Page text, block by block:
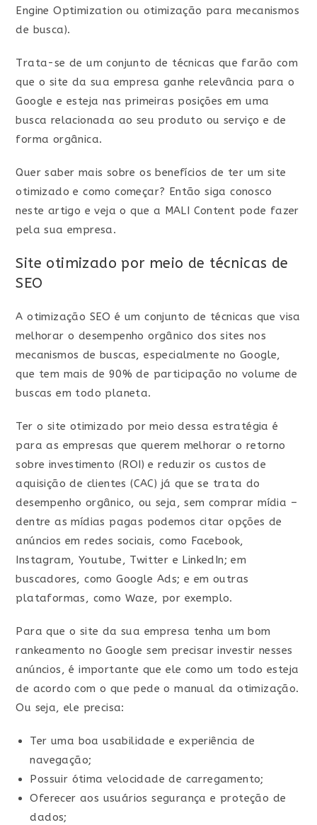
Engine Optimization ou otimização para mecanismos
de busca).
Trata-se de um conjunto de técnicas que farão com
que o site da sua empresa ganhe relevância para o
Google e esteja nas primeiras posições em uma
busca relacionada ao seu produto ou serviço e de
forma orgânica.
Quer saber mais sobre os benefícios de ter um site
otimizado e como começar? Então siga conosco
neste artigo e veja o que a MALI Content pode fazer
pela sua empresa.
Site otimizado por meio de técnicas de
SEO
A otimização SEO é um conjunto de técnicas que visa
melhorar o desempenho orgânico dos sites nos
mecanismos de buscas, especialmente no Google,
que tem mais de 90% de participação no volume de
buscas em todo planeta.
Ter o site otimizado por meio dessa estratégia é
para as empresas que querem melhorar o retorno
sobre investimento (ROI) e reduzir os custos de
aquisição de clientes (CAC) já que se trata do
desempenho orgânico, ou seja, sem comprar mídia –
dentre as mídias pagas podemos citar opções de
anúncios em redes sociais, como Facebook,
Instagram, Youtube, Twitter e LinkedIn; em
buscadores, como Google Ads; e em outras
plataformas, como Waze, por exemplo.
Para que o site da sua empresa tenha um bom
rankeamento no Google sem precisar investir nesses
anúncios, é importante que ele como um todo esteja
de acordo com o que pede o manual da otimização.
Ou seja, ele precisa:
Ter uma boa usabilidade e experiência de
navegação;
Possuir ótima velocidade de carregamento;
Oferecer aos usuários segurança e proteção de
dados;